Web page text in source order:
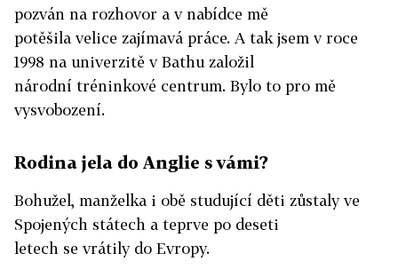
pozván na rozhovor a v nabídce mě
potěšila velice zajímavá práce. A tak jsem v roce
1998 na univerzitě v Bathu založil
národní tréninkové centrum. Bylo to pro mě
vysvobození.
Rodina jela do Anglie s vámi?
Bohužel, manželka i obě studující děti zůstaly ve
Spojených státech a teprve po deseti
letech se vrátily do Evropy.